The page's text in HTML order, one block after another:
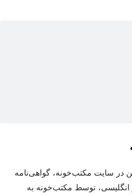
در سایت مکتب‌خونه، گواهی‌نامه
انگلیسی، توسط مکتب‌خونه به